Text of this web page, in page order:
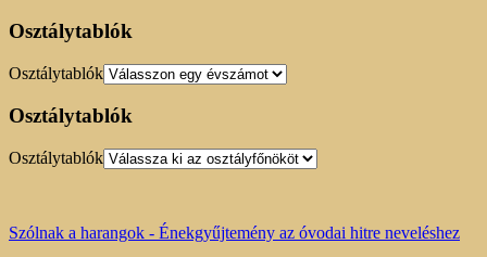
Osztálytablók
Osztálytablók
Osztálytablók
Osztálytablók
Szólnak a harangok - Énekgyűjtemény az óvodai hitre neveléshez